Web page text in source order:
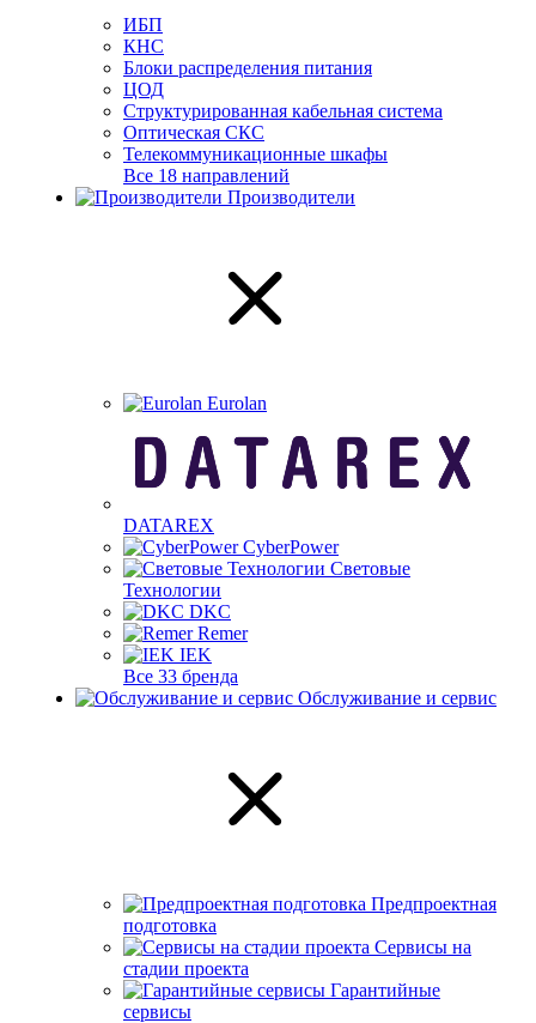
ИБП
КНС
Блоки распределения питания
ЦОД
Структурированная кабельная система
Оптическая СКС
Телекоммуникационные шкафы
Все 18 направлений
Производители
Eurolan
DATAREX
CyberPower
Световые
Технологии
DKC
Remer
IEK
Все 33 бренда
Обслуживание и сервис
Предпроектная
подготовка
Сервисы на
стадии проекта
Гарантийные
сервисы